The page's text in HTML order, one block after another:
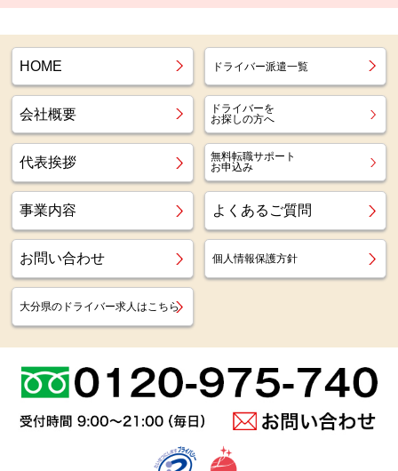
HOME ドライバー派遣一覧
会社概要
ドライバーを
お探しの方へ
代表挨拶
無料転職サポート
お申込み
事業内容 よくあるご質問
お問い合わせ 個人情報保護方針
大分県のドライバー求人はこちら